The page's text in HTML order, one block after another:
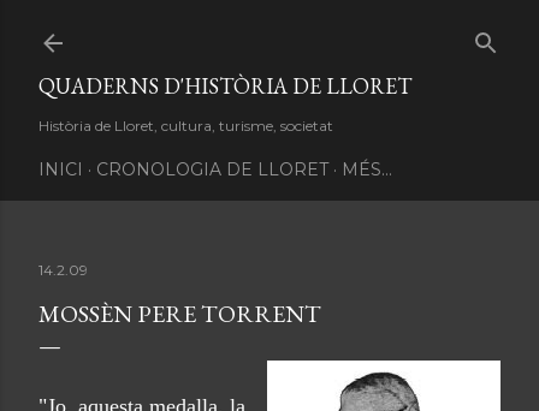
QUADERNS D'HISTÒRIA DE LLORET
Història de Lloret, cultura, turisme, societat
INICI CRONOLOGIA DE LLORET MÉS…
14.2.09
MOSSÈN PERE TORRENT
"Jo, aquesta medalla, la